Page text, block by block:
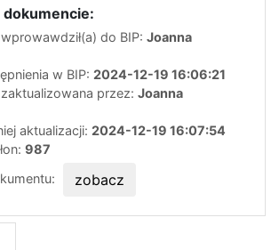
do BIP: Joanna
w BIP: 2024-12-19 16:06:21
przez: Joanna
aktualizacji: 2024-12-19 16:07:54
987
zobacz